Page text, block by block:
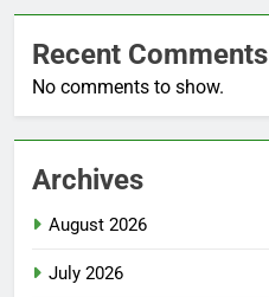
Recent Comments
No comments to show.
Archives
August 2026
July 2026